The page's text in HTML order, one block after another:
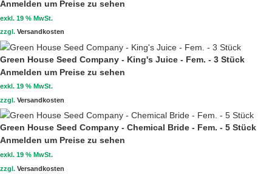
Anmelden um Preise zu sehen
exkl. 19 % MwSt.
zzgl. Versandkosten
Green House Seed Company - King's Juice - Fem. - 3 Stück
Anmelden um Preise zu sehen
exkl. 19 % MwSt.
zzgl. Versandkosten
Green House Seed Company - Chemical Bride - Fem. - 5 Stück
Anmelden um Preise zu sehen
exkl. 19 % MwSt.
zzgl. Versandkosten